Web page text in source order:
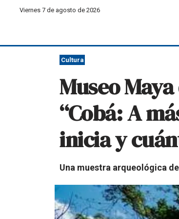
Viernes 7 de agosto de 2026
Cultura
Museo
“Cobá: A
inicia y
Una muestra arqueológica